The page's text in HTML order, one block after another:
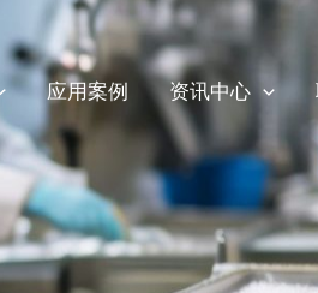
应用案例 资讯中心